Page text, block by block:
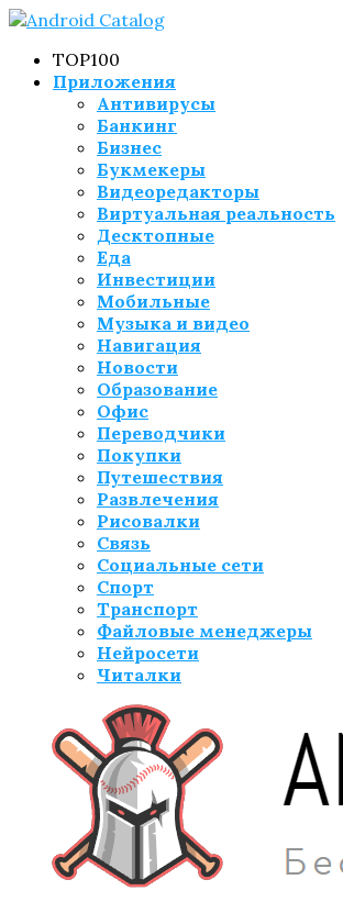
TOP100
Приложения
Антивирусы
Банкинг
Бизнес
Букмекеры
Видеоредакторы
Виртуальная реальность
Десктопные
Еда
Инвестиции
Мобильные
Музыка и видео
Навигация
Новости
Образование
Офис
Переводчики
Покупки
Путешествия
Развлечения
Рисовалки
Связь
Социальные сети
Спорт
Транспорт
Файловые менеджеры
Нейросети
Читалки